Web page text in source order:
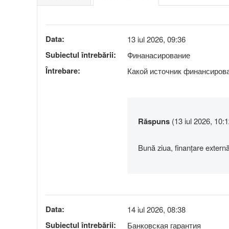
Data: 13 iul 2026, 09:36
Subiectul întrebării: Финанасирование
Întrebare: Какой источник
Răspuns (13 iul 2026,
Bună ziua, finanțare
Data: 14 iul 2026, 08:38
Subiectul întrebării: Банковская гарантия